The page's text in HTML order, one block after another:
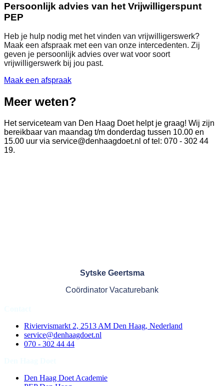
Persoonlijk advies van het Vrijwilligerspunt
PEP
Heb je hulp nodig met het vinden van vrijwilligerswerk?
Maak een afspraak met een van onze intercedenten. Zij
geven je persoonlijk advies over wat voor soort
vrijwilligerswerk bij jou past.
Maak een afspraak
Meer weten?
Het serviceteam van Den Haag Doet helpt je graag! Wij zijn
bereikbaar van maandag t/m donderdag tussen 10.00 en
15.00 uur via service@denhaagdoet.nl of tel: 070 - 302 44
19.
Sytske Geertsma
Coördinator Vacaturebank
Riviervismarkt 2, 2513 AM Den Haag, Nederland
service@denhaagdoet.nl
070 - 302 44 44
Den Haag Doet Academie